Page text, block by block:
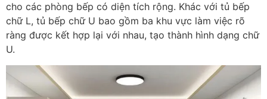
cho các phòng bếp có diện tích rộng. Khác với tủ bếp
chữ L, tủ bếp chữ U bao gồm ba khu vực làm việc rõ
ràng được kết hợp lại với nhau, tạo thành hình dạng chữ
U.